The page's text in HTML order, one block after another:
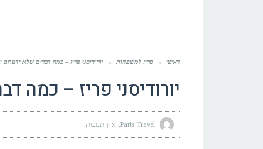
ראשי » פריז למשפחות » יורודיסני פריז – כמה דברים שלא ידעתם
יורודיסני פריז – כמה
אין תגובות